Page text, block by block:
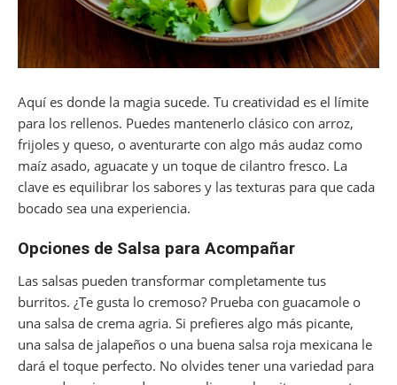
Aquí es donde la magia sucede. Tu creatividad es el límite
para los rellenos. Puedes mantenerlo clásico con arroz,
frijoles y queso, o aventurarte con algo más audaz como
maíz asado, aguacate y un toque de cilantro fresco. La
clave es equilibrar los sabores y las texturas para que cada
bocado sea una experiencia.
Opciones de Salsa para Acompañar
Las salsas pueden transformar completamente tus
burritos. ¿Te gusta lo cremoso? Prueba con guacamole o
una salsa de crema agria. Si prefieres algo más picante,
una salsa de jalapeños o una buena salsa roja mexicana le
dará el toque perfecto. No olvides tener una variedad para